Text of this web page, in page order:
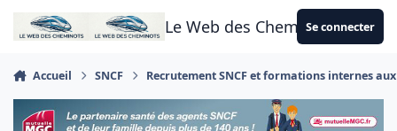
Aller au contenu
Le Web des CheminotsSe connecter
Accueil SNCF Recrutement SNCF et formations internes